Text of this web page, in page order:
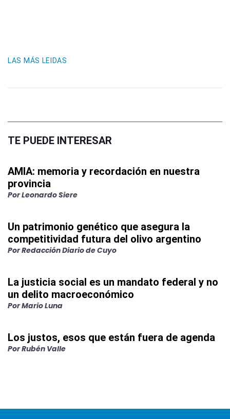
LAS MÁS LEIDAS
TE PUEDE INTERESAR
AMIA: memoria y recordación en nuestra
provincia
PorLeonardo Siere
Un patrimonio genético que asegura la
competitividad futura del olivo argentino
PorRedacción Diario de Cuyo
La justicia social es un mandato federal y no
un delito macroeconómico
PorMario Luna
Los justos, esos que están fuera de agenda
PorRubén Valle